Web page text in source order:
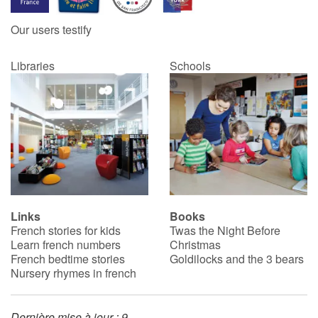
Catalogue anglais
Contraste +
Help
Home
Family
Schools
Libraries
Our users testify
Libraries Schools
Links
French stories for kids
Learn french numbers
French bedtime stories
Nursery rhymes in french
Books
Twas the Night Before
Christmas
Goldilocks and the 3 bears